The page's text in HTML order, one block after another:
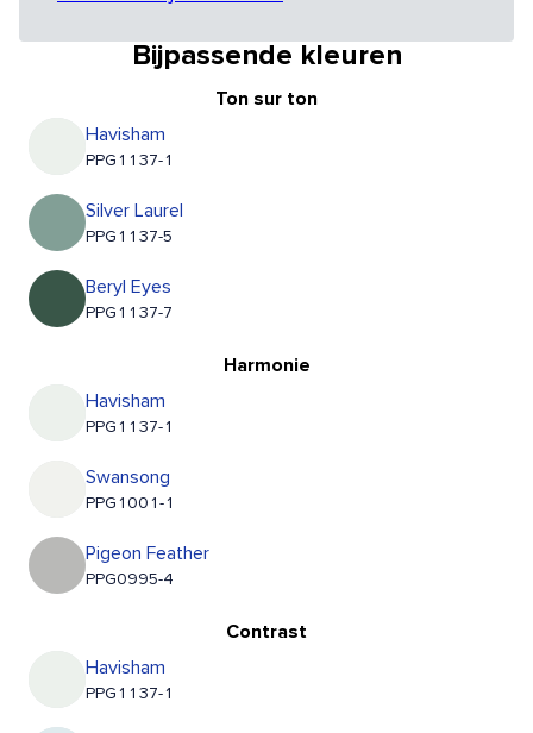
Bijpassende kleuren
Ton sur ton
Havisham
PPG1137-1
Silver Laurel
PPG1137-5
Beryl Eyes
PPG1137-7
Harmonie
Havisham
PPG1137-1
Swansong
PPG1001-1
Pigeon Feather
PPG0995-4
Contrast
Havisham
PPG1137-1